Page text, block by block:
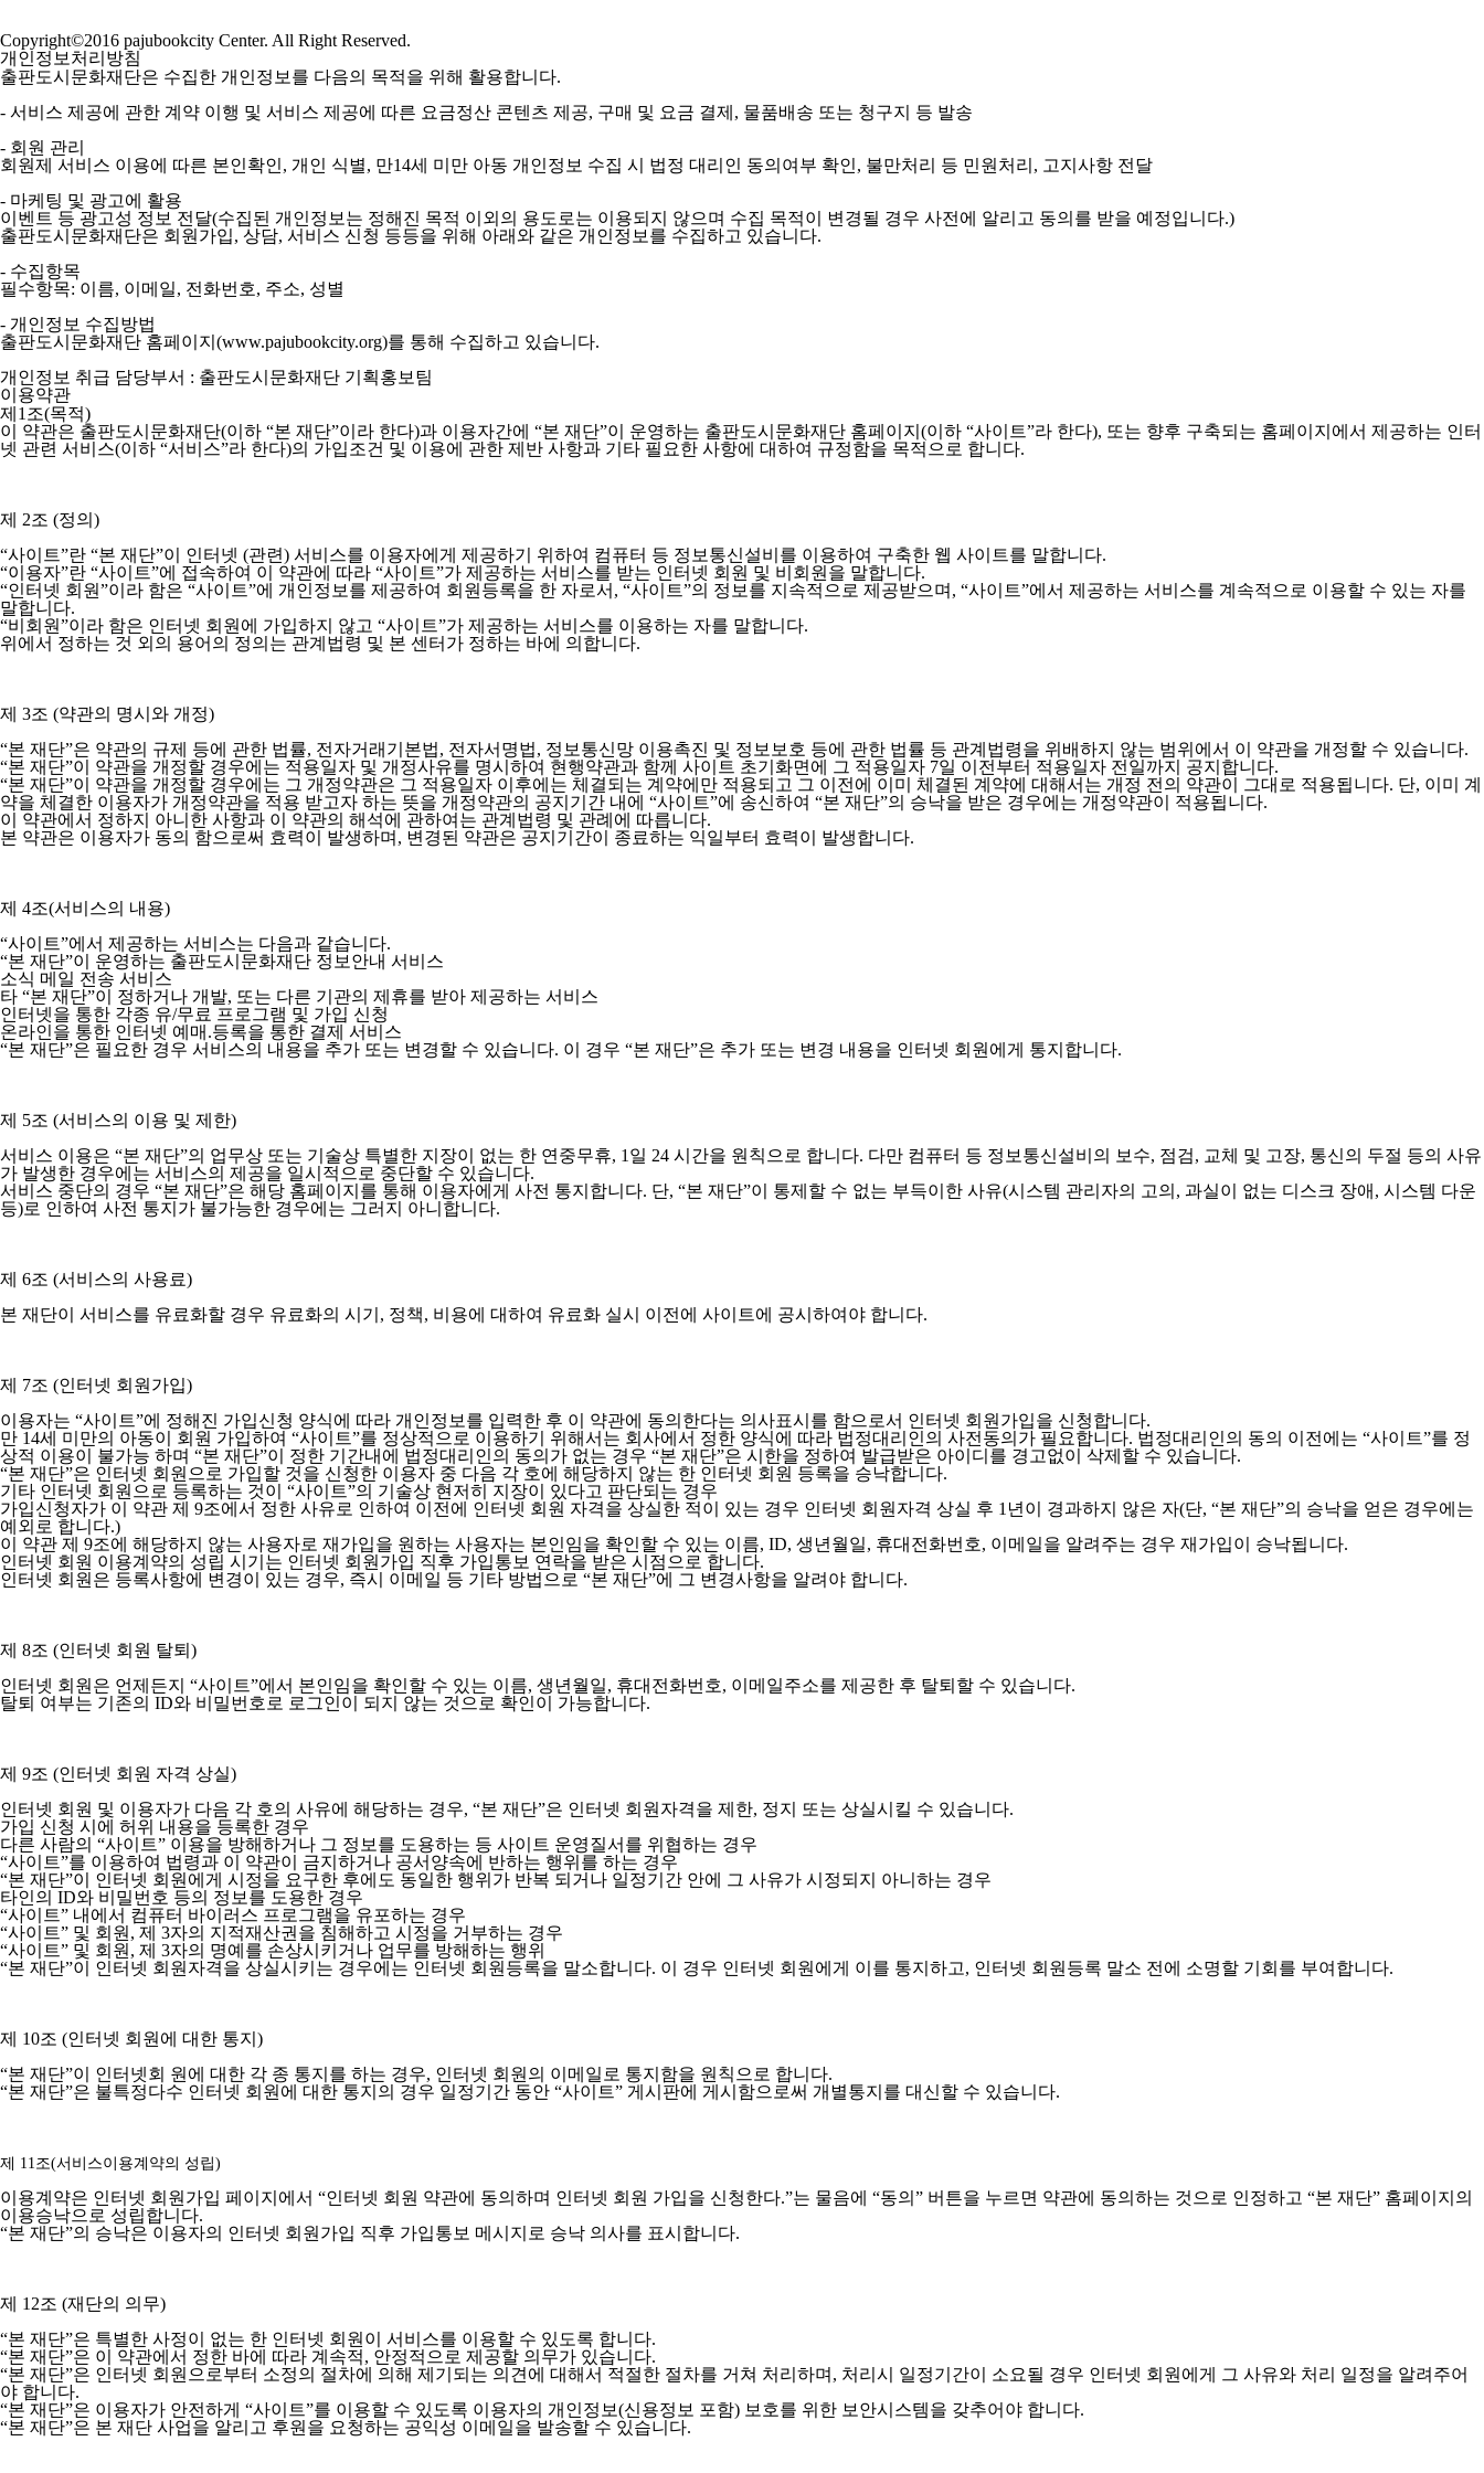
Copyright©2016 pajubookcity Center. All Right Reserved.
개인정보처리방침
출판도시문화재단은 수집한 개인정보를 다음의 목적을 위해 활용합니다.
- 서비스 제공에 관한 계약 이행 및 서비스 제공에 따른 요금정산 콘텐츠 제공, 구매 및 요금 결제, 물품배송 또는 청구지 등 발송
- 회원 관리
회원제 서비스 이용에 따른 본인확인, 개인 식별, 만14세 미만 아동 개인정보 수집 시 법정 대리인 동의여부 확인, 불만처리 등 민원처리, 고지사항 전달
- 마케팅 및 광고에 활용
이벤트 등 광고성 정보 전달(수집된 개인정보는 정해진 목적 이외의 용도로는 이용되지 않으며 수집 목적이 변경될 경우 사전에 알리고 동의를 받을 예정입니다.)
출판도시문화재단은 회원가입, 상담, 서비스 신청 등등을 위해 아래와 같은 개인정보를 수집하고 있습니다.
- 수집항목
필수항목: 이름, 이메일, 전화번호, 주소, 성별
- 개인정보 수집방법
출판도시문화재단 홈페이지(www.pajubookcity.org)를 통해 수집하고 있습니다.
개인정보 취급 담당부서 : 출판도시문화재단 기획홍보팀
이용약관
제1조(목적)
이 약관은 출판도시문화재단(이하 “본 재단”이라 한다)과 이용자간에 “본 재단”이 운영하는 출판도시문화재단 홈페이지(이하 “사이트”라 한다), 또는 향후 구축되는 홈페이지에서 제공하는 인터
넷 관련 서비스(이하 “서비스”라 한다)의 가입조건 및 이용에 관한 제반 사항과 기타 필요한 사항에 대하여 규정함을 목적으로 합니다.
제 2조 (정의)
“사이트”란 “본 재단”이 인터넷 (관련) 서비스를 이용자에게 제공하기 위하여 컴퓨터 등 정보통신설비를 이용하여 구축한 웹 사이트를 말합니다.
“이용자”란 “사이트”에 접속하여 이 약관에 따라 “사이트”가 제공하는 서비스를 받는 인터넷 회원 및 비회원을 말합니다.
“인터넷 회원”이라 함은 “사이트”에 개인정보를 제공하여 회원등록을 한 자로서, “사이트”의 정보를 지속적으로 제공받으며, “사이트”에서 제공하는 서비스를 계속적으로 이용할 수 있는 자를
말합니다.
“비회원”이라 함은 인터넷 회원에 가입하지 않고 “사이트”가 제공하는 서비스를 이용하는 자를 말합니다.
위에서 정하는 것 외의 용어의 정의는 관계법령 및 본 센터가 정하는 바에 의합니다.
제 3조 (약관의 명시와 개정)
“본 재단”은 약관의 규제 등에 관한 법률, 전자거래기본법, 전자서명법, 정보통신망 이용촉진 및 정보보호 등에 관한 법률 등 관계법령을 위배하지 않는 범위에서 이 약관을 개정할 수 있습니다.
“본 재단”이 약관을 개정할 경우에는 적용일자 및 개정사유를 명시하여 현행약관과 함께 사이트 초기화면에 그 적용일자 7일 이전부터 적용일자 전일까지 공지합니다.
“본 재단”이 약관을 개정할 경우에는 그 개정약관은 그 적용일자 이후에는 체결되는 계약에만 적용되고 그 이전에 이미 체결된 계약에 대해서는 개정 전의 약관이 그대로 적용됩니다. 단, 이미 계
약을 체결한 이용자가 개정약관을 적용 받고자 하는 뜻을 개정약관의 공지기간 내에 “사이트”에 송신하여 “본 재단”의 승낙을 받은 경우에는 개정약관이 적용됩니다.
이 약관에서 정하지 아니한 사항과 이 약관의 해석에 관하여는 관계법령 및 관례에 따릅니다.
본 약관은 이용자가 동의 함으로써 효력이 발생하며, 변경된 약관은 공지기간이 종료하는 익일부터 효력이 발생합니다.
제 4조(서비스의 내용)
“사이트”에서 제공하는 서비스는 다음과 같습니다.
“본 재단”이 운영하는 출판도시문화재단 정보안내 서비스
소식 메일 전송 서비스
타 “본 재단”이 정하거나 개발, 또는 다른 기관의 제휴를 받아 제공하는 서비스
인터넷을 통한 각종 유/무료 프로그램 및 가입 신청
온라인을 통한 인터넷 예매.등록을 통한 결제 서비스
“본 재단”은 필요한 경우 서비스의 내용을 추가 또는 변경할 수 있습니다. 이 경우 “본 재단”은 추가 또는 변경 내용을 인터넷 회원에게 통지합니다.
제 5조 (서비스의 이용 및 제한)
서비스 이용은 “본 재단”의 업무상 또는 기술상 특별한 지장이 없는 한 연중무휴, 1일 24 시간을 원칙으로 합니다. 다만 컴퓨터 등 정보통신설비의 보수, 점검, 교체 및 고장, 통신의 두절 등의 사유
가 발생한 경우에는 서비스의 제공을 일시적으로 중단할 수 있습니다.
서비스 중단의 경우 “본 재단”은 해당 홈페이지를 통해 이용자에게 사전 통지합니다. 단, “본 재단”이 통제할 수 없는 부득이한 사유(시스템 관리자의 고의, 과실이 없는 디스크 장애, 시스템 다운
등)로 인하여 사전 통지가 불가능한 경우에는 그러지 아니합니다.
제 6조 (서비스의 사용료)
본 재단이 서비스를 유료화할 경우 유료화의 시기, 정책, 비용에 대하여 유료화 실시 이전에 사이트에 공시하여야 합니다.
제 7조 (인터넷 회원가입)
이용자는 “사이트”에 정해진 가입신청 양식에 따라 개인정보를 입력한 후 이 약관에 동의한다는 의사표시를 함으로서 인터넷 회원가입을 신청합니다.
만 14세 미만의 아동이 회원 가입하여 “사이트”를 정상적으로 이용하기 위해서는 회사에서 정한 양식에 따라 법정대리인의 사전동의가 필요합니다. 법정대리인의 동의 이전에는 “사이트”를 정
상적 이용이 불가능 하며 “본 재단”이 정한 기간내에 법정대리인의 동의가 없는 경우 “본 재단”은 시한을 정하여 발급받은 아이디를 경고없이 삭제할 수 있습니다.
“본 재단”은 인터넷 회원으로 가입할 것을 신청한 이용자 중 다음 각 호에 해당하지 않는 한 인터넷 회원 등록을 승낙합니다.
기타 인터넷 회원으로 등록하는 것이 “사이트”의 기술상 현저히 지장이 있다고 판단되는 경우
가입신청자가 이 약관 제 9조에서 정한 사유로 인하여 이전에 인터넷 회원 자격을 상실한 적이 있는 경우 인터넷 회원자격 상실 후 1년이 경과하지 않은 자(단, “본 재단”의 승낙을 얻은 경우에는
예외로 합니다.)
이 약관 제 9조에 해당하지 않는 사용자로 재가입을 원하는 사용자는 본인임을 확인할 수 있는 이름, ID, 생년월일, 휴대전화번호, 이메일을 알려주는 경우 재가입이 승낙됩니다.
인터넷 회원 이용계약의 성립 시기는 인터넷 회원가입 직후 가입통보 연락을 받은 시점으로 합니다.
인터넷 회원은 등록사항에 변경이 있는 경우, 즉시 이메일 등 기타 방법으로 “본 재단”에 그 변경사항을 알려야 합니다.
제 8조 (인터넷 회원 탈퇴)
인터넷 회원은 언제든지 “사이트”에서 본인임을 확인할 수 있는 이름, 생년월일, 휴대전화번호, 이메일주소를 제공한 후 탈퇴할 수 있습니다.
탈퇴 여부는 기존의 ID와 비밀번호로 로그인이 되지 않는 것으로 확인이 가능합니다.
제 9조 (인터넷 회원 자격 상실)
인터넷 회원 및 이용자가 다음 각 호의 사유에 해당하는 경우, “본 재단”은 인터넷 회원자격을 제한, 정지 또는 상실시킬 수 있습니다.
가입 신청 시에 허위 내용을 등록한 경우
다른 사람의 “사이트” 이용을 방해하거나 그 정보를 도용하는 등 사이트 운영질서를 위협하는 경우
“사이트”를 이용하여 법령과 이 약관이 금지하거나 공서양속에 반하는 행위를 하는 경우
“본 재단”이 인터넷 회원에게 시정을 요구한 후에도 동일한 행위가 반복 되거나 일정기간 안에 그 사유가 시정되지 아니하는 경우
타인의 ID와 비밀번호 등의 정보를 도용한 경우
“사이트” 내에서 컴퓨터 바이러스 프로그램을 유포하는 경우
“사이트” 및 회원, 제 3자의 지적재산권을 침해하고 시정을 거부하는 경우
“사이트” 및 회원, 제 3자의 명예를 손상시키거나 업무를 방해하는 행위
“본 재단”이 인터넷 회원자격을 상실시키는 경우에는 인터넷 회원등록을 말소합니다. 이 경우 인터넷 회원에게 이를 통지하고, 인터넷 회원등록 말소 전에 소명할 기회를 부여합니다.
제 10조 (인터넷 회원에 대한 통지)
“본 재단”이 인터넷회 원에 대한 각 종 통지를 하는 경우, 인터넷 회원의 이메일로 통지함을 원칙으로 합니다.
“본 재단”은 불특정다수 인터넷 회원에 대한 통지의 경우 일정기간 동안 “사이트” 게시판에 게시함으로써 개별통지를 대신할 수 있습니다.
제 11조(서비스이용계약의 성립)
이용계약은 인터넷 회원가입 페이지에서 “인터넷 회원 약관에 동의하며 인터넷 회원 가입을 신청한다.”는 물음에 “동의” 버튼을 누르면 약관에 동의하는 것으로 인정하고 “본 재단” 홈페이지의
이용승낙으로 성립합니다.
“본 재단”의 승낙은 이용자의 인터넷 회원가입 직후 가입통보 메시지로 승낙 의사를 표시합니다.
제 12조 (재단의 의무)
“본 재단”은 특별한 사정이 없는 한 인터넷 회원이 서비스를 이용할 수 있도록 합니다.
“본 재단”은 이 약관에서 정한 바에 따라 계속적, 안정적으로 제공할 의무가 있습니다.
“본 재단”은 인터넷 회원으로부터 소정의 절차에 의해 제기되는 의견에 대해서 적절한 절차를 거쳐 처리하며, 처리시 일정기간이 소요될 경우 인터넷 회원에게 그 사유와 처리 일정을 알려주어
야 합니다.
“본 재단”은 이용자가 안전하게 “사이트”를 이용할 수 있도록 이용자의 개인정보(신용정보 포함) 보호를 위한 보안시스템을 갖추어야 합니다.
“본 재단”은 본 재단 사업을 알리고 후원을 요청하는 공익성 이메일을 발송할 수 있습니다.